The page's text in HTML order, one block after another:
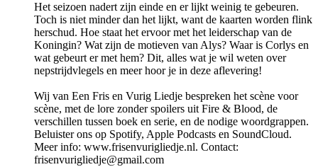
Het seizoen nadert zijn einde en er lijkt weinig te gebeuren.
Toch is niet minder dan het lijkt, want de kaarten worden flink
herschud. Hoe staat het ervoor met het leiderschap van de
Koningin? Wat zijn de motieven van Alys? Waar is Corlys en
wat gebeurt er met hem? Dit, alles wat je wil weten over
nepstrijdvlegels en meer hoor je in deze aflevering!
Wij van Een Fris en Vurig Liedje bespreken het scène voor
scène, met de lore zonder spoilers uit Fire & Blood, de
verschillen tussen boek en serie, en de nodige woordgrappen.
Beluister ons op Spotify, Apple Podcasts en SoundCloud.
Meer info: www.frisenvurigliedje.nl. Contact:
frisenvurigliedje@gmail.com